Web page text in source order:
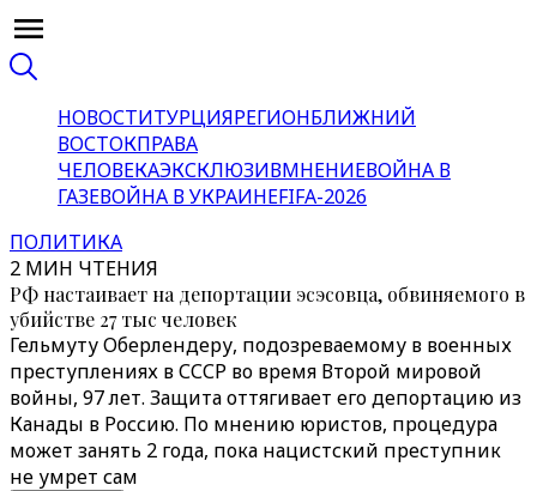
НОВОСТИТУРЦИЯРЕГИОНБЛИЖНИЙ
ВОСТОКПРАВА
ЧЕЛОВЕКАЭКСКЛЮЗИВМНЕНИЕВОЙНА В
ГАЗЕВОЙНА В УКРАИНЕFIFA-2026
ПОЛИТИКА
2 МИН ЧТЕНИЯ
РФ настаивает на депортации эсэсовца, обвиняемого в
убийстве 27 тыс человек
Гельмуту Оберлендеру, подозреваемому в военных
преступлениях в СССР во время Второй мировой
войны, 97 лет. Защита оттягивает его депортацию из
Канады в Россию. По мнению юристов, процедура
может занять 2 года, пока нацистский преступник
не умрет сам